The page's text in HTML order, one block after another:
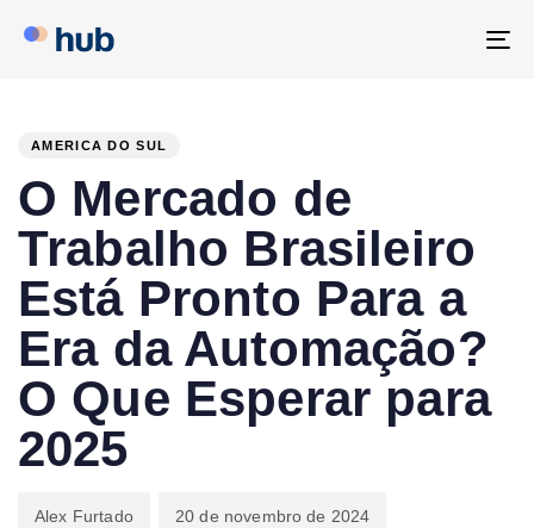
AMERICA DO SUL
O Mercado de
Trabalho Brasileiro
Está Pronto Para a
Era da Automação?
O Que Esperar para
2025
Alex Furtado 20 de novembro de 2024